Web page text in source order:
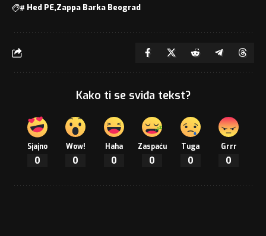
# Hed PE Zappa Barka Beograd
Kako ti se sviđa tekst?
Sjajno
0
Wow!
0
Haha
0
Zaspaću
0
Tuga
0
Grrr
0